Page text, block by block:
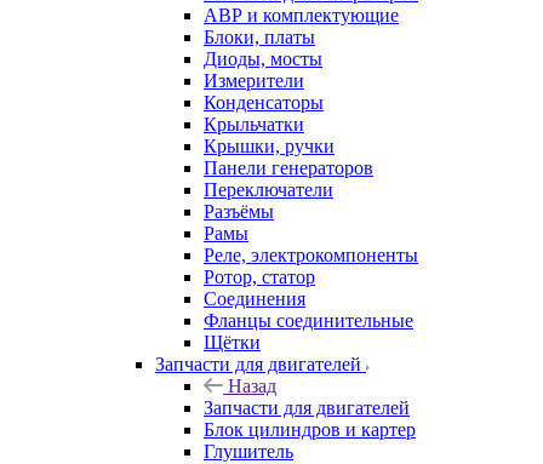
АВР и комплектующие
Блоки, платы
Диоды, мосты
Измерители
Конденсаторы
Крыльчатки
Крышки, ручки
Панели генераторов
Переключатели
Разъёмы
Рамы
Реле, электрокомпоненты
Ротор, статор
Соединения
Фланцы соединительные
Щётки
Запчасти для двигателей
Назад
Запчасти для двигателей
Блок цилиндров и картер
Глушитель